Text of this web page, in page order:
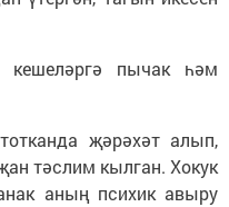
пычак һәм
җәрәхәт алып,
тәслим кылган. Хокук
аның психик авыру